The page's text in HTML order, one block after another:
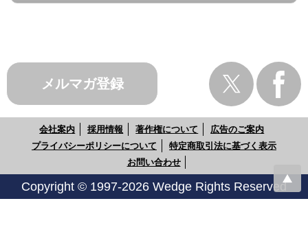
メルマガ登録
会社案内 採用情報 著作権について
広告のご案内
プライバシーポリシーについて
特定商取引法に基づく表示
お問い合わせ
Copyright © 1997-2026 Wedge Rights Reserved